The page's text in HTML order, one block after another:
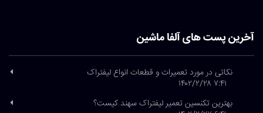
آخرین پست های آلفا ماشین
نکاتی در مورد تعمیرات و قطعات انواع لیفتراک
۷:۴۱ ۱۴۰۲/۲/۲۸
بهترین تکنسین تعمیر لیفتراک سهند کیست؟